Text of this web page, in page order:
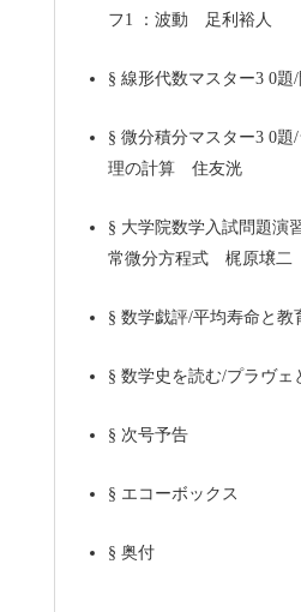
フ1 ：波動 足利裕人
§ 線形代数マスター3 0
§ 微分積分マスター3 0題
理の計算 住友洸
§ 大学院数学入試問題演
常微分方程式 梶原壌二
§ 数学戯評/平均寿命と
§ 数学史を読む/プラヴ
§ 次号予告
§ エコーボックス
§ 奥付